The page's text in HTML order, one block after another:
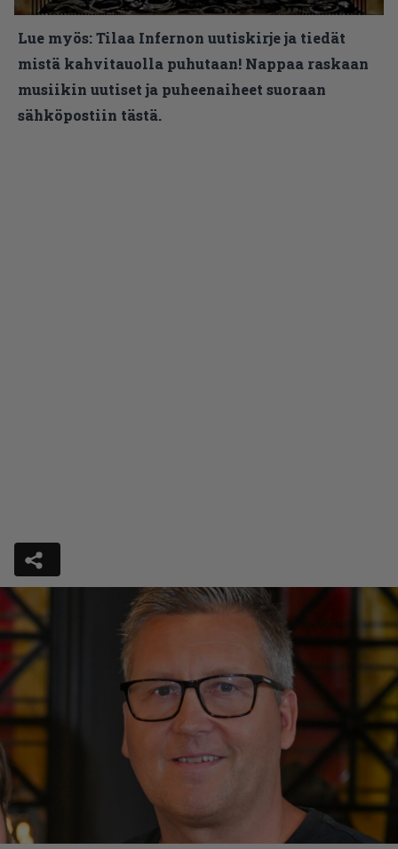
Lue myös:Tilaa Infernon uutiskirje ja tiedät
mistä kahvitauolla puhutaan! Nappaa raskaan
musiikin uutiset ja puheenaiheet suoraan
sähköpostiin tästä.